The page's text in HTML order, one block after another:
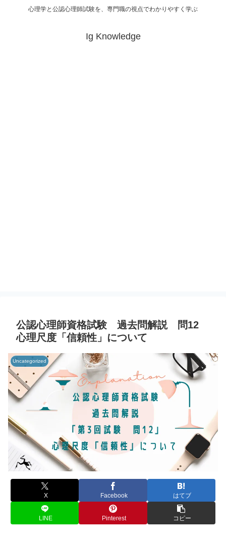
心理学と公認心理師試験を、専門職の視点でわかりやすく学ぶ
Ig Knowledge
公認心理師資格試験 過去問解説 問12
心理尺度「信頼性」について
Uncategorized
X Facebook はてブ
LINE Pinterest コピー